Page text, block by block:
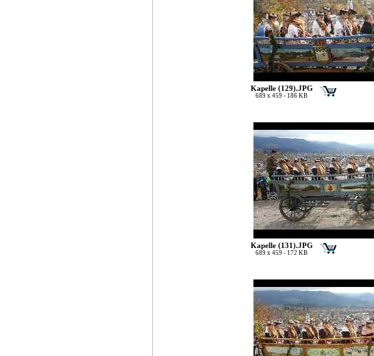
Kapelle (129).JPG
689 x 459 - 186 KB
Kapelle (131).JPG
689 x 459 - 172 KB